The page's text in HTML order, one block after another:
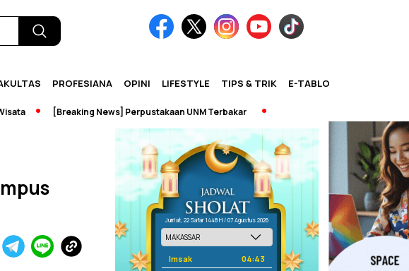
PROFESIANA OPINI LIFESTYLE TIPS & TRIK E-TABLOID
[Breaking News] Perpustakaan UNM Terbakar
Jum'at, 22 Safar 1448 H / 07 Agustus 2026
Imsak 04:43